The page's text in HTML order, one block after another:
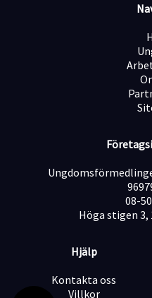
Simplex är en erfaren
rekrytering med
relationer mellan
Hos oss står kvalitet,
Vi ser fram emot din 08-
Höga stigen 3,
Hjälp
Kontakta oss
Villkor